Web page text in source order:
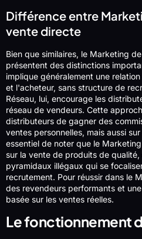
Différence entre
vente directe
Bien que similaires, le Marketing
présentent des distinctions
implique généralement une
et l'acheteur, sans structure de
Réseau, lui, encourage les
réseau de vendeurs. Cette
distributeurs de gagner des
ventes personnelles, mais aussi
essentiel de noter que le
sur la vente de produits de
pyramidaux illégaux qui se
recrutement. Pour réussir dans le
des revendeurs performants et
basée sur les ventes réelles.
Le fonctionnement